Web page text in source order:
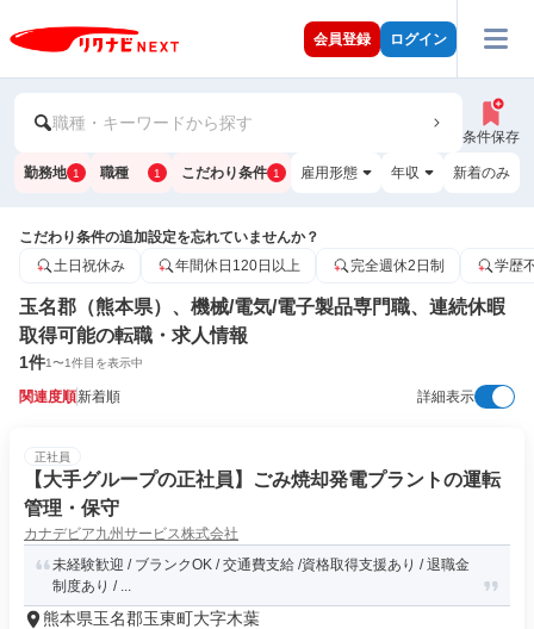
会員登録 ログイン
職種・キーワードから探す
条件保存
勤務地 1 職種 1 こだわり条件 1 雇用形態 年収 新着のみ
こだわり条件の追加設定を忘れていませんか？
土日祝休み
年間休日120日以上 完全週休2日制 学歴
玉名郡（熊本県）、機械/電気/電子製品専門職、連続休暇
取得可能の転職・求人情報
1件1〜1件目を表示中
関連度順新着順 詳細表示
正社員
【大手グループの正社員】ごみ焼却発電プラントの運転
管理・保守
カナデビア九州サービス株式会社
未経験歓迎 / ブランクOK / 交通費支給 /資格取得支援あり / 退職金
制度あり / ...
熊本県玉名郡玉東町大字木葉